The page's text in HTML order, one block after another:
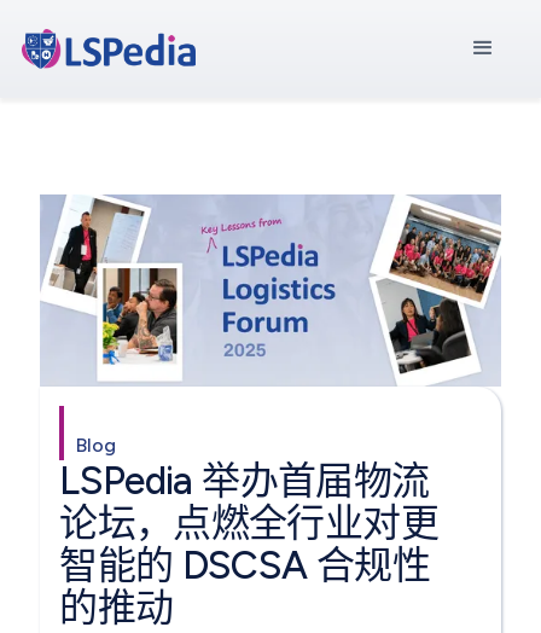
Blog
LSPedia 举办首届物流
论坛，点燃全行业对更
智能的 DSCSA 合规性
的推动